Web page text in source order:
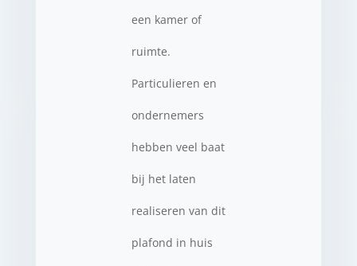
een kamer of
ruimte.
Particulieren en
ondernemers
hebben veel baat
bij het laten
realiseren van dit
plafond in huis